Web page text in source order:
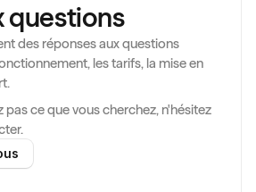
questions
des réponses aux questions
les tarifs, la mise en
pas ce que vous cherchez, n'hésitez